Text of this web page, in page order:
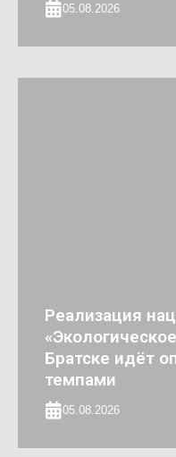
05.08.2026
Реализация
Братске идёт
темпами
05.08.2026